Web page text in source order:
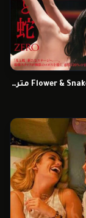
فيلم Flower & Snake Zero مترجم للكبار فقط